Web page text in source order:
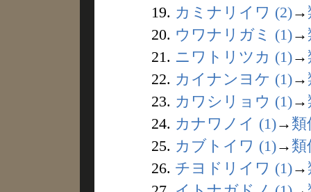
19. カミナリイワ (2)→
20. ウワナリガミ (1)→
21. ニワトリツカ (1)→
22. カイナンヨケ (1)→
23. カワシリョウ (1)→
24. カナワノイ (1)→ 類
25. カブトイワ (1)→ 類
26. チヨドリイワ (1)→